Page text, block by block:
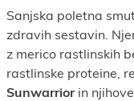
Sanjska poletna
zdravih sestavin.
z merico rastlinskih
rastlinske proteine,
Sunwarrior in